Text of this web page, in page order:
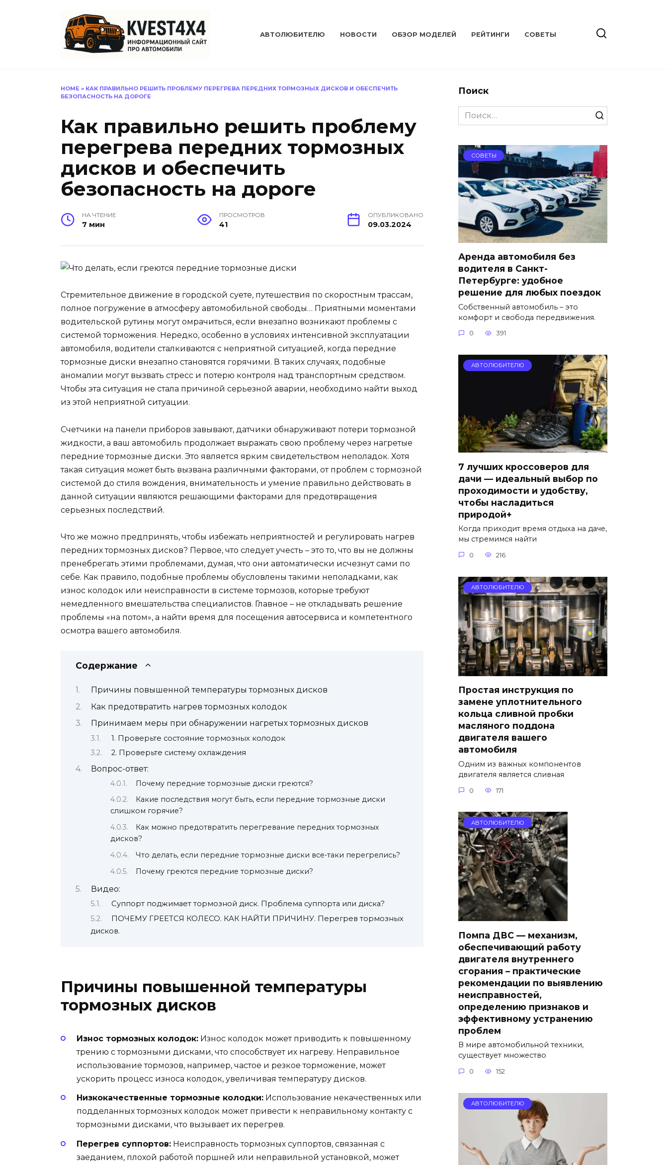
АВТОЛЮБИТЕЛЮ НОВОСТИ ОБЗОР МОДЕЛЕЙ РЕЙТИНГИ СОВЕТЫ
HOME » КАК ПРАВИЛЬНО РЕШИТЬ ПРОБЛЕМУ ПЕРЕГРЕВА ПЕРЕДНИХ ТОРМОЗНЫХ ДИСКОВ И ОБЕСПЕЧИТЬ
БЕЗОПАСНОСТЬ НА ДОРОГЕ
Как правильно решить проблему
перегрева передних тормозных
дисков и обеспечить
безопасность на дороге
НА ЧТЕНИЕ
7 мин
ПРОСМОТРОВ
41
ОПУБЛИКОВАНО
09.03.2024
Стремительное движение в городской суете, путешествия по скоростным трассам,
полное погружение в атмосферу автомобильной свободы… Приятными моментами
водительской рутины могут омрачиться, если внезапно возникают проблемы с
системой торможения. Нередко, особенно в условиях интенсивной эксплуатации
автомобиля, водители сталкиваются с неприятной ситуацией, когда передние
тормозные диски внезапно становятся горячими. В таких случаях, подобные
аномалии могут вызвать стресс и потерю контроля над транспортным средством.
Чтобы эта ситуация не стала причиной серьезной аварии, необходимо найти выход
из этой неприятной ситуации.
Счетчики на панели приборов завывают, датчики обнаруживают потери тормозной
жидкости, а ваш автомобиль продолжает выражать свою проблему через нагретые
передние тормозные диски. Это является ярким свидетельством неполадок. Хотя
такая ситуация может быть вызвана различными факторами, от проблем с тормозной
системой до стиля вождения, внимательность и умение правильно действовать в
данной ситуации являются решающими факторами для предотвращения
серьезных последствий.
Что же можно предпринять, чтобы избежать неприятностей и регулировать нагрев
передних тормозных дисков? Первое, что следует учесть – это то, что вы не должны
пренебрегать этими проблемами, думая, что они автоматически исчезнут сами по
себе. Как правило, подобные проблемы обусловлены такими неполадками, как
износ колодок или неисправности в системе тормозов, которые требуют
немедленного вмешательства специалистов. Главное – не откладывать решение
проблемы «на потом», а найти время для посещения автосервиса и компетентного
осмотра вашего автомобиля.
Содержание
Причины повышенной температуры тормозных дисков
Как предотвратить нагрев тормозных колодок
Принимаем меры при обнаружении нагретых тормозных дисков
1. Проверьте состояние тормозных колодок
2. Проверьте систему охлаждения
Вопрос-ответ:
Почему передние тормозные диски греются?
Какие последствия могут быть, если передние тормозные диски
слишком горячие?
Как можно предотвратить перегревание передних тормозных
дисков?
Что делать, если передние тормозные диски все-таки перегрелись?
Почему греются передние тормозные диски?
Видео:
Суппорт поджимает тормозной диск. Проблема суппорта или диска?
ПОЧЕМУ ГРЕЕТСЯ КОЛЕСО. КАК НАЙТИ ПРИЧИНУ. Перегрев тормозных
дисков.
Причины повышенной температуры
тормозных дисков
Износ тормозных колодок: Износ колодок может приводить к повышенному
трению с тормозными дисками, что способствует их нагреву. Неправильное
использование тормозов, например, частое и резкое торможение, может
ускорить процесс износа колодок, увеличивая температуру дисков.
Низкокачественные тормозные колодки: Использование некачественных или
подделанных тормозных колодок может привести к неправильному контакту с
тормозными дисками, что вызывает их перегрев.
Перегрев суппортов: Неисправность тормозных суппортов, связанная с
заеданием, плохой работой поршней или неправильной установкой, может
Поиск
Search
for:
СОВЕТЫ
Аренда автомобиля без
водителя в Санкт-
Петербурге: удобное
решение для любых поездок
Собственный автомобиль – это
комфорт и свобода передвижения.
0 391
АВТОЛЮБИТЕЛЮ
7 лучших кроссоверов для
дачи — идеальный выбор по
проходимости и удобству,
чтобы насладиться
природой+
Когда приходит время отдыха на даче,
мы стремимся найти
0 216
АВТОЛЮБИТЕЛЮ
Простая инструкция по
замене уплотнительного
кольца сливной пробки
масляного поддона
двигателя вашего
автомобиля
Одним из важных компонентов
двигателя является сливная
0 171
АВТОЛЮБИТЕЛЮ
Помпа ДВС — механизм,
обеспечивающий работу
двигателя внутреннего
сгорания – практические
рекомендации по выявлению
неисправностей,
определению признаков и
эффективному устранению
проблем
В мире автомобильной техники,
существует множество
0 152
АВТОЛЮБИТЕЛЮ